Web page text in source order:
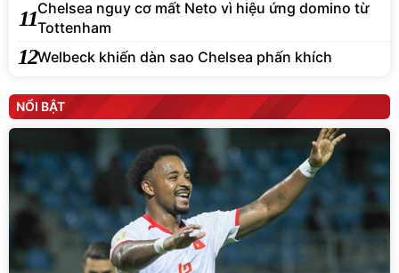
11Chelsea nguy cơ mất Neto vì hiệu ứng domino từ
Tottenham
12Welbeck khiến dàn sao Chelsea phấn khích
NỔI BẬT